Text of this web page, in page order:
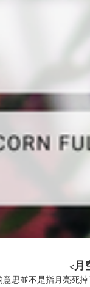
<月
意思並不是指月亮死